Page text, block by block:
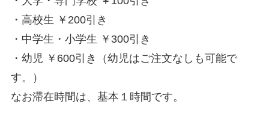
・高校生 ￥200引き
・中学生・小学生 ￥300引き
・幼児 ￥600引き（幼児はご注文なしも可能で
す。）
なお滞在時間は、基本１時間です。